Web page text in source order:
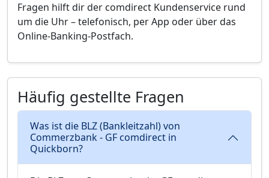
Fragen hilft dir der comdirect Kundenservice rund
um die Uhr – telefonisch, per App oder über das
Online-Banking-Postfach.
Häufig gestellte Fragen
Was ist die BLZ (Bankleitzahl) von
Commerzbank - GF comdirect in
Quickborn?